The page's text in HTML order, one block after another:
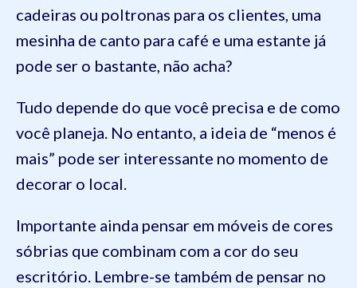
cadeiras ou poltronas para os clientes, uma
mesinha de canto para café e uma estante já
pode ser o bastante, não acha?
Tudo depende do que você precisa e de como
você planeja. No entanto, a ideia de “menos é
mais” pode ser interessante no momento de
decorar o local.
Importante ainda pensar em móveis de cores
sóbrias que combinam com a cor do seu
escritório. Lembre-se também de pensar no